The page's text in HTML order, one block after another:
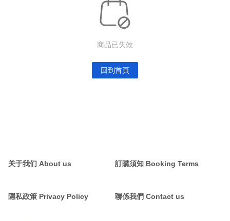
商品已失效
回到首頁
关于我们 About us 訂購須知 Booking Terms
隱私政策 Privacy Policy 聯係我們 Contact us